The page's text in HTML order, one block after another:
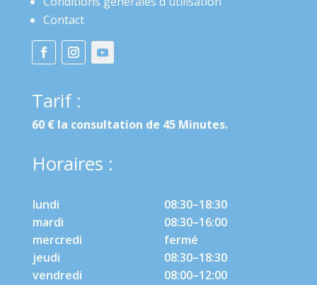
Contact
Tarif :
60 € la consultation de 45 Minutes.
Horaires :
lundi
08:30–18:30
mardi
08:30–16:00
mercredi
fermé
jeudi
08:30–18:30
vendredi
08:00–12:00